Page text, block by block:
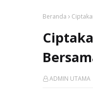
Beranda
ADMIN UTAMA